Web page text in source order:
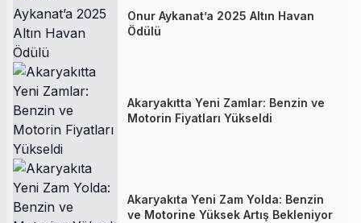
Onur Aykanat’a 2025 Altın Havan
Ödülü
Akaryakıtta Yeni Zamlar: Benzin ve
Motorin Fiyatları Yükseldi
Akaryakıta Yeni Zam Yolda: Benzin
ve Motorine Yüksek Artış Bekleniyor